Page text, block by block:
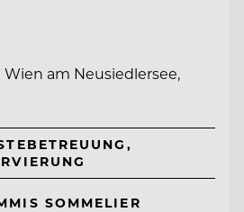
am Neusiedlersee,
SOMMELIER